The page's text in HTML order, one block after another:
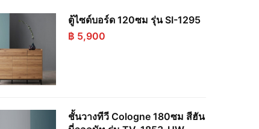
ตู้ไซด์บอร์ด 120ซม รุ่น SI-1295
฿ 5,900
ชั้นวางทีวี Cologne 180ซม สีฮัน